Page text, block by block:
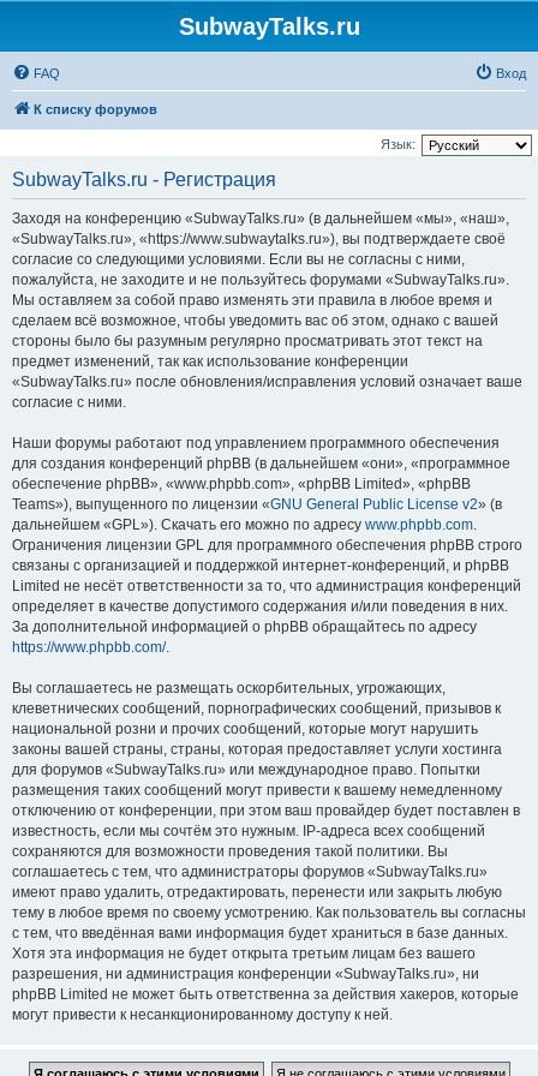
SubwayTalks.ru
FAQ Вход
К списку форумов
Язык:
SubwayTalks.ru - Регистрация
Заходя на конференцию «SubwayTalks.ru» (в дальнейшем «мы», «наш»,
«SubwayTalks.ru», «https://www.subwaytalks.ru»), вы подтверждаете своё
согласие со следующими условиями. Если вы не согласны с ними,
пожалуйста, не заходите и не пользуйтесь форумами «SubwayTalks.ru».
Мы оставляем за собой право изменять эти правила в любое время и
сделаем всё возможное, чтобы уведомить вас об этом, однако с вашей
стороны было бы разумным регулярно просматривать этот текст на
предмет изменений, так как использование конференции
«SubwayTalks.ru» после обновления/исправления условий означает ваше
согласие с ними.
Наши форумы работают под управлением программного обеспечения
для создания конференций phpBB (в дальнейшем «они», «программное
обеспечение phpBB», «www.phpbb.com», «phpBB Limited», «phpBB
Teams»), выпущенного по лицензии «GNU General Public License v2» (в
дальнейшем «GPL»). Скачать его можно по адресу www.phpbb.com.
Ограничения лицензии GPL для программного обеспечения phpBB строго
связаны с организацией и поддержкой интернет-конференций, и phpBB
Limited не несёт ответственности за то, что администрация конференций
определяет в качестве допустимого содержания и/или поведения в них.
За дополнительной информацией о phpBB обращайтесь по адресу
https://www.phpbb.com/.
Вы соглашаетесь не размещать оскорбительных, угрожающих,
клеветнических сообщений, порнографических сообщений, призывов к
национальной розни и прочих сообщений, которые могут нарушить
законы вашей страны, страны, которая предоставляет услуги хостинга
для форумов «SubwayTalks.ru» или международное право. Попытки
размещения таких сообщений могут привести к вашему немедленному
отключению от конференции, при этом ваш провайдер будет поставлен в
известность, если мы сочтём это нужным. IP-адреса всех сообщений
сохраняются для возможности проведения такой политики. Вы
соглашаетесь с тем, что администраторы форумов «SubwayTalks.ru»
имеют право удалить, отредактировать, перенести или закрыть любую
тему в любое время по своему усмотрению. Как пользователь вы согласны
с тем, что введённая вами информация будет храниться в базе данных.
Хотя эта информация не будет открыта третьим лицам без вашего
разрешения, ни администрация конференции «SubwayTalks.ru», ни
phpBB Limited не может быть ответственна за действия хакеров, которые
могут привести к несанкционированному доступу к ней.